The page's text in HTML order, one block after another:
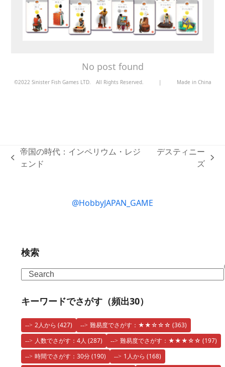
No post found
©2022 Sinister Fish Games LTD. All Rights Reserved. | Made in China
previous
帝国の時代：インペリウム・レジ
ェンド
デスティニー
ズ
@HobbyJAPAN_GAME
検索
Search
キーワードでさがす（頻出30）
2人から (427) 難易度でさがす：★★☆☆☆ (363)
人数でさがす：4人 (287) 難易度でさがす：★★★☆☆ (197)
時間でさがす：30分(190) 1人から (168)